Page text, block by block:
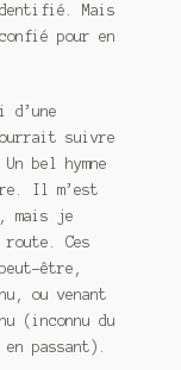
Mais
pour en
d’une
suivre
bel hymne
Il m’est
mais je
Ces
être,
ou venant
(inconnu du
passant).